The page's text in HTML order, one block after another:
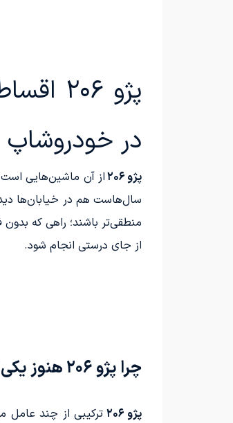
پژو
در خودروشاپ
پژو ۲۰۶
از آن ماشین‌هایی
منطقی‌تر باشند؛ راهی که
از جای درستی انجام شود.
چرا پژو ۲۰۶ هنوز یکی از محبوب‌ترین خودروهای بازار است؟
پژو ۲۰۶
ترکیبی از چند